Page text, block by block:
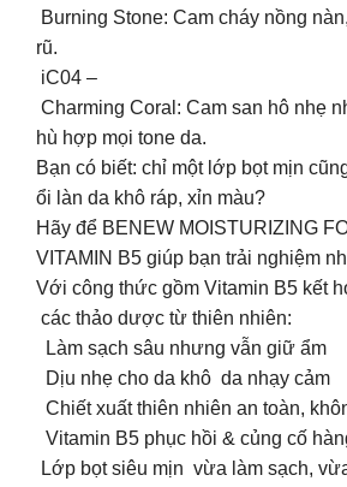
Burning Stone: Cam cháy nồng
rũ.
iC04 –
Charming Coral: Cam san hô nhẹ
hù hợp mọi tone da.
Bạn có biết: chỉ một lớp bọt mịn
ổi làn da khô ráp, xỉn màu?
Hãy để BENEW MOISTURIZING
VITAMIN B5 giúp bạn trải nghiệm
Với công thức gồm Vitamin B5 kết
các thảo dược từ thiên nhiên:
Làm sạch sâu nhưng vẫn giữ ẩm
Dịu nhẹ cho da khô da nhạy cảm
Chiết xuất thiên nhiên an toàn,
Vitamin B5 phục hồi & củng cố
Lớp bọt siêu mịn vừa làm sạch,